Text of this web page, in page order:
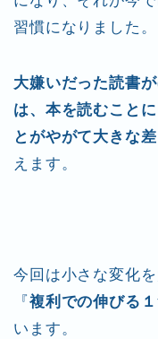
習慣になりました。
大嫌いだった読書
は、本を読むこと
とがやがて大きな
えます。
今回は小さな変化
『複利での伸びる
います。